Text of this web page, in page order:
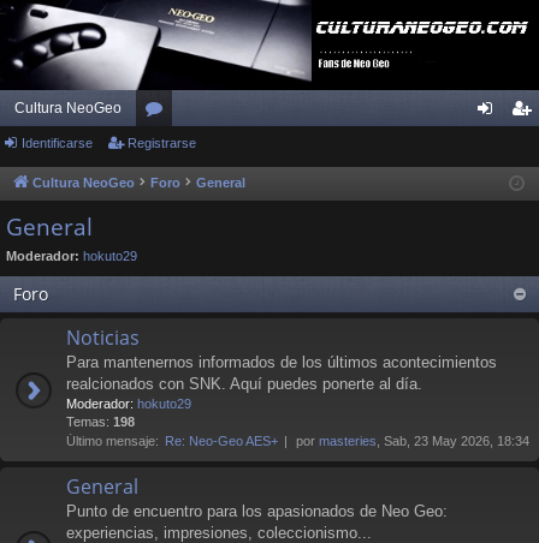
Cultura NeoGeo
or
os ist
e
Identificarse Registrarse
Cultura NeoGeo Foro General
General
Moderador: hokuto29
Foro
Noticias
Para mantenernos informados de los últimos acontecimientos
realcionados con SNK. Aquí puedes ponerte al día.
Moderador: hokuto29
Temas: 198
Último mensaje: Re: Neo-Geo AES+ por masteries , Sab, 23 May 2026, 18:34
General
Punto de encuentro para los apasionados de Neo Geo:
experiencias, impresiones, coleccionismo...